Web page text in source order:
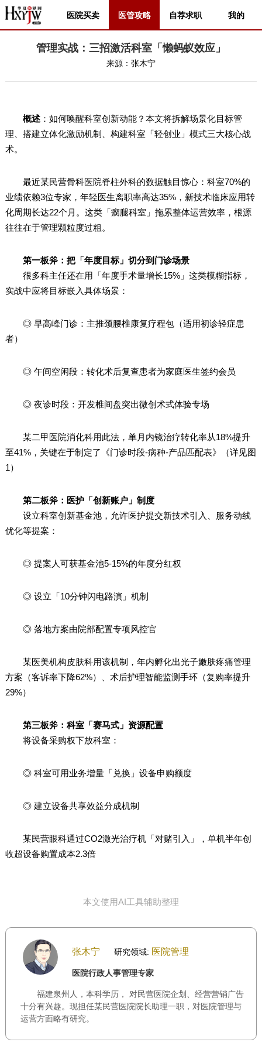
医院买卖 医管攻略 自荐求职 我的
管理实战：三招激活科室「懒蚂蚁效应」
来源： 张木宁
概述：如何唤醒科室创新动能？本文将拆解场景化目标管
理、搭建立体化激励机制、构建科室「轻创业」模式三大核心战
术。
最近某民营骨科医院脊柱外科的数据触目惊心：科室70%的
业绩依赖3位专家，年轻医生离职率高达35%，新技术临床应用转
化周期长达22个月。这类「瘸腿科室」拖累整体运营效率，根源
往往在于管理颗粒度过粗。
第一板斧：把「年度目标」切分到门诊场景
很多科主任还在用「年度手术量增长15%」这类模糊指标，
实战中应将目标嵌入具体场景：
◎ 早高峰门诊：主推颈腰椎康复疗程包（适用初诊轻症患
者）
◎ 午间空闲段：转化术后复查患者为家庭医生签约会员
◎ 夜诊时段：开发椎间盘突出微创术式体验专场
某二甲医院消化科用此法，单月内镜治疗转化率从18%提升
至41%，关键在于制定了《门诊时段-病种-产品匹配表》（详见图
1）
第二板斧：医护「创新账户」制度
设立科室创新基金池，允许医护提交新技术引入、服务动线
优化等提案：
◎ 提案人可获基金池5-15%的年度分红权
◎ 设立「10分钟闪电路演」机制
◎ 落地方案由院部配置专项风控官
某医美机构皮肤科用该机制，年内孵化出光子嫩肤疼痛管理
方案（客诉率下降62%）、术后护理智能监测手环（复购率提升
29%）
第三板斧：科室「赛马式」资源配置
将设备采购权下放科室：
◎ 科室可用业务增量「兑换」设备申购额度
◎ 建立设备共享效益分成机制
某民营眼科通过CO2激光治疗机「对赌引入」，单机半年创
收超设备购置成本2.3倍
本文使用AI工具辅助整理
张木宁 研究领域: 医院管理
医院行政人事管理专家
福建泉州人，本科学历， 对民营医院企划、经营营销广告
十分有兴趣。现担任某民营医院院长助理一职，对医院管理与
运营方面略有研究。